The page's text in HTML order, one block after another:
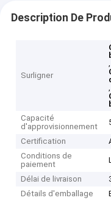
Description De
Surligner
,
,
Capacité
d'approvisionnement
Certification
Conditions de
paiement
Délai de livraison
Détails d'emballage